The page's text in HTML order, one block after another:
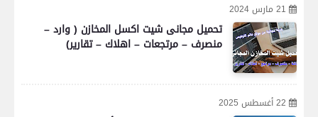
21 مارس 2024
تحميل مجانى شيت اكسل المخازن ( وارد –
منصرف – مرتجعات – اهلاك – تقارير)
22 أغسطس 2025